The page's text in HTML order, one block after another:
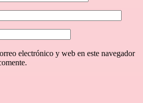
electrónico y web en este navegador